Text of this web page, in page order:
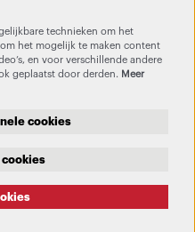
technieken om het
het mogelijk te maken content
en voor verschillende andere
geplaatst door derden. Meer
cookies
cookies